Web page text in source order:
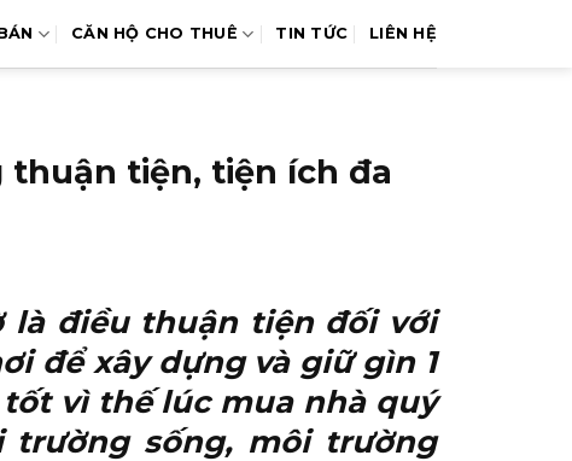
CĂN HỘ CHO THUÊ TIN TỨC LIÊN HỆ
thuận tiện, tiện ích đa
là điều thuận tiện đối với
để xây dựng và giữ gìn 1
vì thế lúc mua nhà quý
sống, môi trường